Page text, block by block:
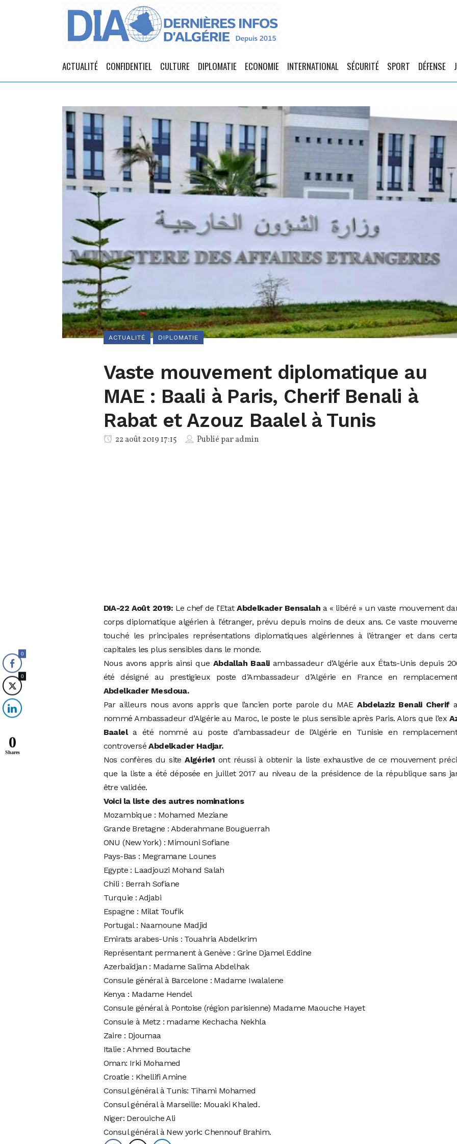
ACTUALITÉ CONFIDENTIEL CULTURE DIPLOMATIE ECONOMIE INTERNATIONAL SÉCURITÉ SPORT DÉFENSE
ACTUALITÉ DIPLOMATIE
Vaste mouvement diplomatique au
MAE : Baali à Paris, Cherif Benali à
Rabat et Azouz Baalel à Tunis
22 août 2019 17:15 Publié paradmin
DIA-22 Août 2019:Le chef de l’EtatAbdelkader Bensalah a « libéré » un vaste mouvement
corps diplomatique algérien à l’étranger, prévu depuis moins de deux ans. Ce vaste
touché les principales représentations diplomatiques algériennes à l’étranger et dans
capitales les plus sensibles dans le monde.
Nous avons appris ainsi que Abdallah Baaliambassadeur d’Algérie aux États-Unis depuis
été désigné au prestigieux poste d’Ambassadeur d’Algérie en France en
Abdelkader Mesdoua.
Par ailleurs nous avons appris que l’ancien porte parole du MAEAbdelaziz Benali Cherif
nommé Ambassadeur d’Algérie au Maroc, le poste le plus sensible après Paris. Alors que l’ex
Baalela été nommé au poste d’ambassadeur de l’Algérie en Tunisie en
controverséAbdelkader Hadjar.
Nos confères du siteAlgérie1 ont réussi à obtenir la liste exhaustive de ce mouvement
que la liste a été déposée en juillet 2017 au niveau de la présidence de la république sans
être validée.
Voici la liste des autres nominations
Mozambique : Mohamed Meziane
Grande Bretagne : Abderahmane Bouguerrah
ONU (New York) : Mimouni Sofiane
Pays-Bas : Megramane Lounes
Egypte : Laadjouzi Mohand Salah
Chili : Berrah Sofiane
Turquie : Adjabi
Espagne : Milat Toufik
Portugal : Naamoune Madjid
Emirats arabes-Unis : Touahria Abdelkrim
Représentant permanent à Genève : Grine Djamel Eddine
Azerbaïdjan : Madame Salima Abdelhak
Consule général à Barcelone : Madame Iwalalene
Kenya : Madame Hendel
Consule général à Pontoise (région parisienne) Madame Maouche Hayet
Consule à Metz : madame Kechacha Nekhla
Zaire : Djoumaa
Italie : Ahmed Boutache
Oman: Irki Mohamed
Croatie : Khellifi Amine
Consul général à Tunis: Tihami Mohamed
Consul général à Marseille: Mouaki Khaled.
Niger: Derouiche Ali
Consul général à New york: Chennouf Brahim.
0
0
0
Shares